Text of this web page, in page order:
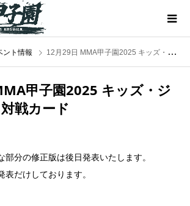
ント情報 12月29日 MMA甲子園2025 キッズ・ジュニア部門 対戦カード
甲子園2025 キッズ・ジ
戦カード
部分の修正版は後日発表いたします。
だけしております。